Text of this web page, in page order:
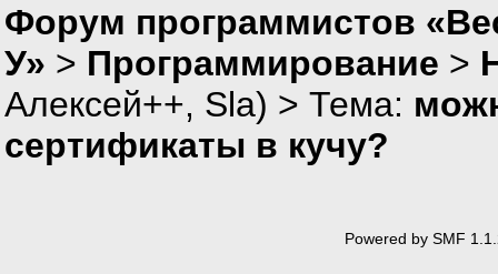
Форум программистов
У» > Программирование >
Алексей++, Sla) > Тема:
сертификаты в кучу?
Powered by SMF